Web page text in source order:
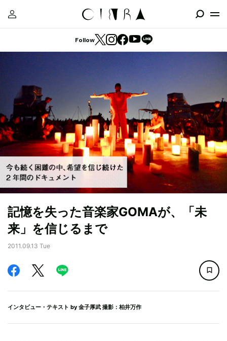
Follow
記憶を失った音楽家GOMAが、「未
来」を信じるまで
2011.09.13 Tue
インタビュー・テキスト by 金子厚武 撮影：柏井万作